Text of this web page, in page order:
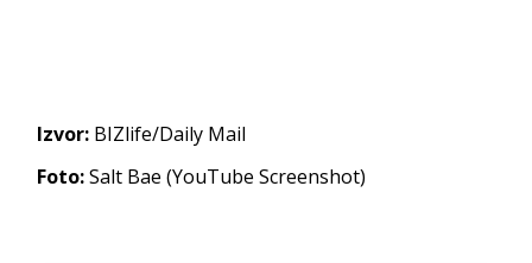
Izvor: BIZlife/Daily Mail
Foto:Salt Bae (YouTube Screenshot)